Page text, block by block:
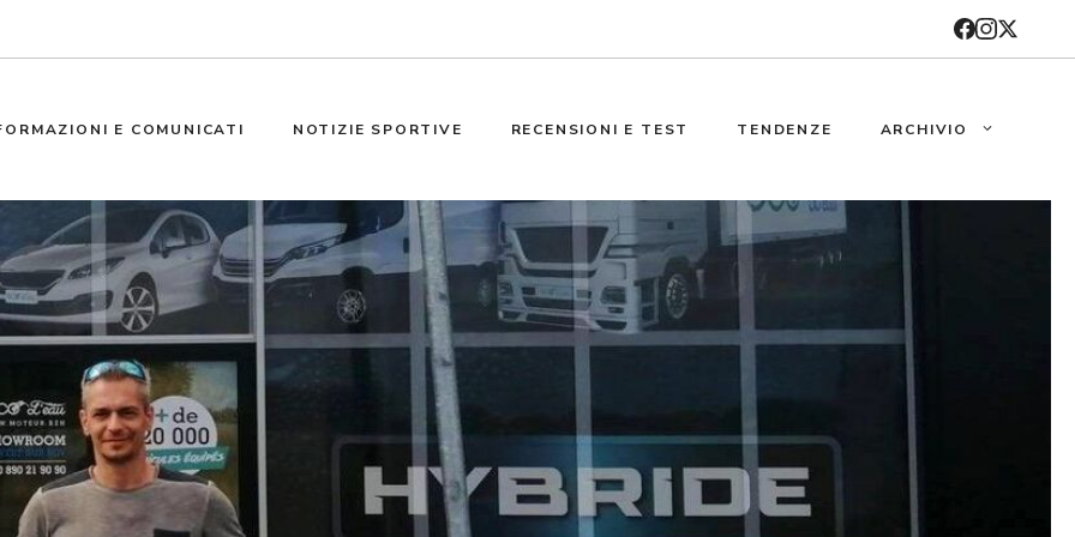
E COMUNICATI NOTIZIE SPORTIVE RECENSIONI E TEST TENDENZE ARCHIVIO